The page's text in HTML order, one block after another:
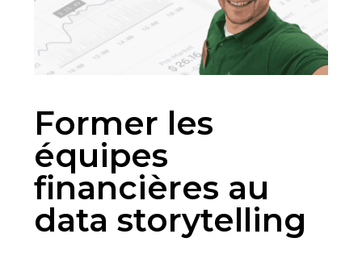
Former les
équipes
financières au
data storytelling